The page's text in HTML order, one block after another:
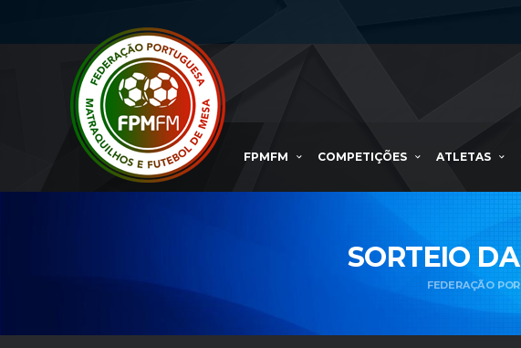
FPMFM COMPETIÇÕES ATLETAS
SORTEIO
FEDERAÇÃO